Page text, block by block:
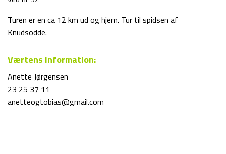
Turen er en ca 12 km ud og hjem. Tur til spidsen af
Knudsodde.
Værtens information:
Anette Jørgensen
23 25 37 11
anetteogtobias@gmail.com